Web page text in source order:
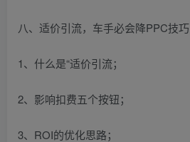
八、适价引流，车手必会降PPC技巧
1、什么是“适价引流；
2、影响扣费五个按钮；
3、ROI的优化思路；